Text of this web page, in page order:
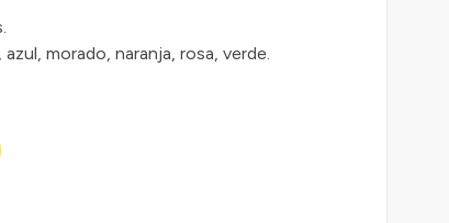
morado, naranja, rosa, verde.